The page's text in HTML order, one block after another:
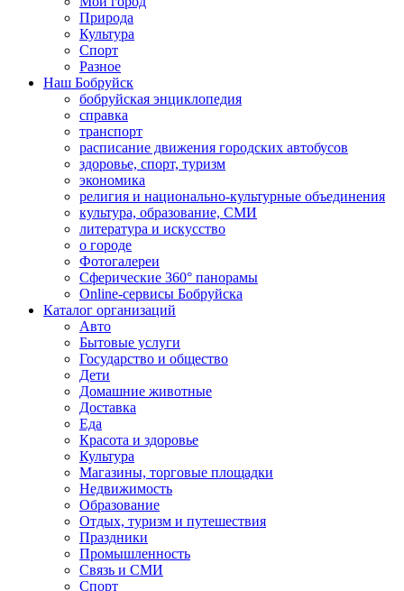
Природа
Культура
Спорт
Разное
Наш Бобруйск
бобруйская энциклопедия
справка
транспорт
расписание движения городских автобусов
здоровье, спорт, туризм
экономика
религия и национально-культурные объединения
культура, образование, СМИ
литература и искусство
о городе
Фотогалереи
Сферические 360° панорамы
Online-сервисы Бобруйска
Каталог организаций
Авто
Бытовые услуги
Государство и общество
Дети
Домашние животные
Доставка
Еда
Красота и здоровье
Культура
Магазины, торговые площадки
Недвижимость
Образование
Отдых, туризм и путешествия
Праздники
Промышленность
Связь и СМИ
Спорт